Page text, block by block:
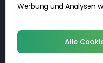
Werbung und Analysen
Alle